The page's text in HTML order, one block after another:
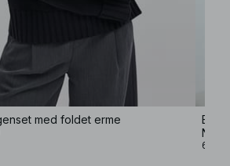
med foldet erme
NOK
6